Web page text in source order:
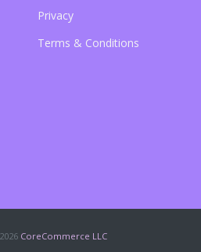
Privacy
Terms & Conditions
2026CoreCommerce LLC